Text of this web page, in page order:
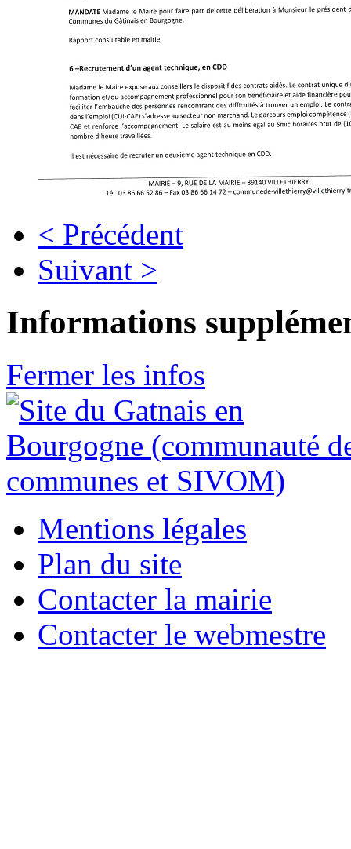
< Précédent
Suivant >
Informations
Fermer les infos
Mentions légales
Plan du site
Contacter la mairie
Contacter le webmestre